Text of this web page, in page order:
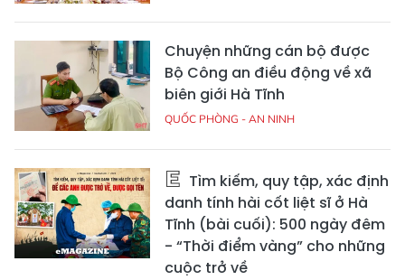
Chuyện những cán bộ được
Bộ Công an điều động về xã
biên giới Hà Tĩnh
QUỐC PHÒNG - AN NINH
Tìm kiếm, quy tập, xác định
danh tính hài cốt liệt sĩ ở Hà
Tĩnh (bài cuối): 500 ngày đêm
- “Thời điểm vàng” cho những
cuộc trở về